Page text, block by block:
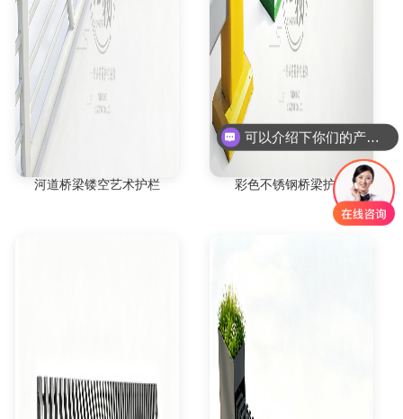
河道桥梁镂空艺术护栏 彩色不锈钢桥梁护栏
可以介绍下你们的产品么